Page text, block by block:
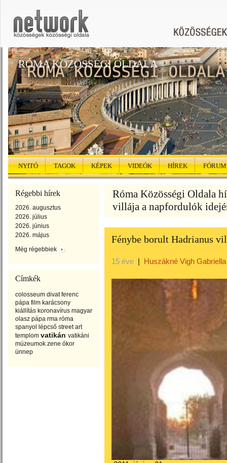
RÓMA KÖZÖSSÉGI OLDALA
NYITÓ TAGOK KÉPEK VIDEÓK HÍREK FÓRUM
Régebbi hírek
2026. augusztus
2026. július
2026. június
2026. május
Még régebbiek
Címkék
colosseum divat ferenc
pápa film karácsony
kiállítás koronavírus magyar
olasz pápa rma róma
spanyol lépcső street art
templom vatikán vatikáni
múzeumok zene ókor
ünnep
Róma Közösségi Oldala
villája a napfordulók
Fénybe borult Hadrianus
15 éve | Huszákné Vigh Gabriella